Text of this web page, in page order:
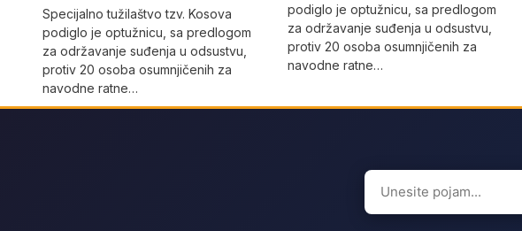
Specijalno tužilaštvo tzv. Kosova
podiglo je optužnicu, sa predlogom
za održavanje suđenja u odsustvu,
protiv 20 osoba osumnjičenih za
navodne ratne…
podiglo je optužnicu, sa predlogom
za održavanje suđenja u odsustvu,
protiv 20 osoba osumnjičenih za
navodne ratne…
Search
for: